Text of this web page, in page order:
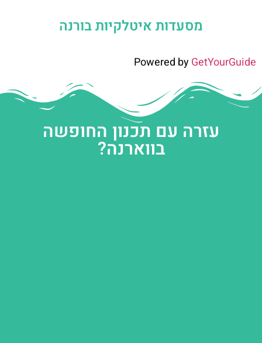
מסעדות איטלקיות בורנה
Powered byGetYourGuide
עזרה עם תכנון החופשה
בווארנה?